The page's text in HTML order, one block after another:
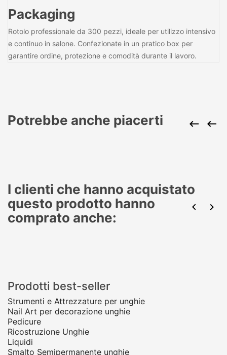
Packaging
Rotolo professionale da 300 pezzi, ideale per utilizzo intensivo
e continuo in salone. Confezionate in un pratico box per
garantire ordine, protezione e comodità durante il lavoro.
Potrebbe anche piacerti  
I clienti che hanno acquistato
questo prodotto hanno
comprato anche:
 
Prodotti best-seller
Strumenti e Attrezzature per unghie
Nail Art per decorazione unghie
Pedicure
Ricostruzione Unghie
Liquidi
Smalto Semipermanente unghie